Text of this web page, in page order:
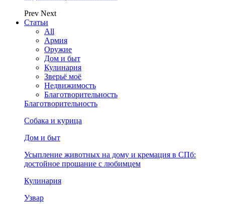
Prev Next
Статьи
All
Армия
Оружие
Дом и быт
Кулинария
Зверьё моё
Недвижимость
Благотворительность
Благотворительность
Собака и курица
Дом и быт
Усыпление животных на дому и кремация в СПб:
достойное прощание с любимцем
Кулинария
Узвар